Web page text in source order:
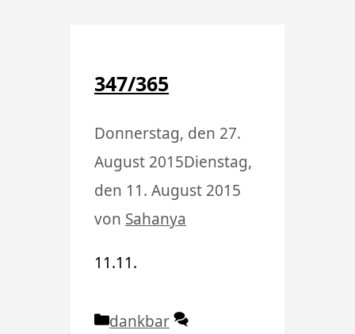
347/365
Donnerstag, den 27.
August 2015Dienstag,
den 11. August 2015
von Sahanya
11.11.
Kategorien
dankbar